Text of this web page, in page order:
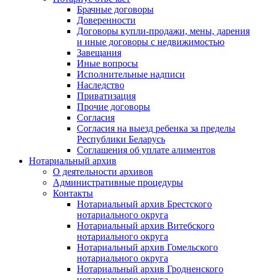
Брачные договоры
Доверенности
Договоры купли-продажи, мены, дарения
и иные договоры с недвижимостью
Завещания
Иные вопросы
Исполнительные надписи
Наследство
Приватизация
Прочие договоры
Согласия
Согласия на выезд ребенка за пределы
Республики Беларусь
Соглашения об уплате алиментов
Нотариальный архив
О деятельности архивов
Административные процедуры
Контакты
Нотариальный архив Брестского
нотариального округа
Нотариальный архив Витебского
нотариального округа
Нотариальный архив Гомельского
нотариального округа
Нотариальный архив Гродненского